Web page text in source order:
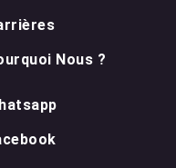
Nous ?